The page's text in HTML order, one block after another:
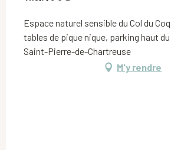
Espace naturel sensible du Col du
tables de pique nique, parking haut
Saint-Pierre-de-Chartreuse
M'y rendre